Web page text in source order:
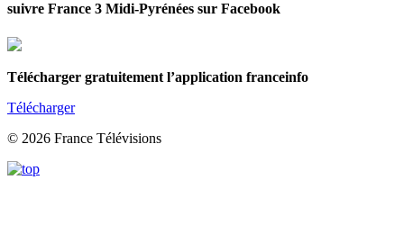
suivre France 3 Midi-Pyrénées sur Facebook
Télécharger gratuitement l’application franceinfo
Télécharger
© 2026 France Télévisions